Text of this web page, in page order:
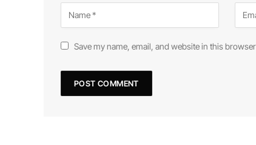
Save my name, email, and website in this